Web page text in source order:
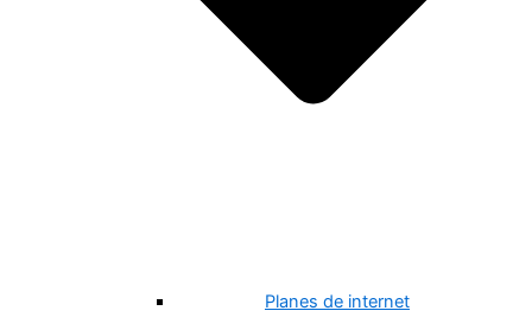
Planes de internet